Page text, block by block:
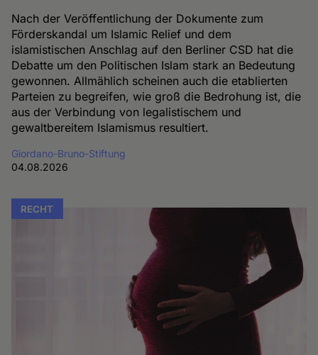
Nach der Veröffentlichung der Dokumente zum
Förderskandal um Islamic Relief und dem
islamistischen Anschlag auf den Berliner CSD hat die
Debatte um den Politischen Islam stark an Bedeutung
gewonnen. Allmählich scheinen auch die etablierten
Parteien zu begreifen, wie groß die Bedrohung ist, die
aus der Verbindung von legalistischem und
gewaltbereitem Islamismus resultiert.
Giordano-Bruno-Stiftung
04.08.2026
RECHT